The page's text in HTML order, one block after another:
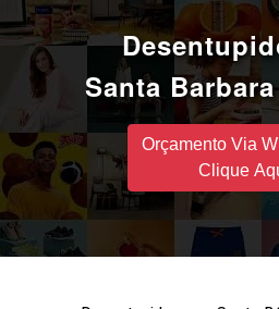
Santa
Orçamento Via
Clique